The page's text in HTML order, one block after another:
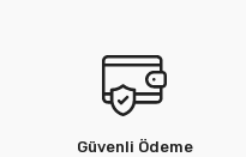
Güvenli Ödeme